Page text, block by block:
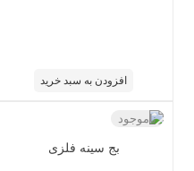
افزودن به سبد خرید
بج سینه فلزی
ناموجود